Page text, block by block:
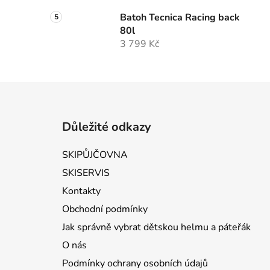
Batoh Tecnica Racing back
80l
3 799 Kč
Důležité odkazy
SKIPŮJČOVNA
SKISERVIS
Kontakty
Obchodní podmínky
Jak správně vybrat dětskou helmu a páteřák
O nás
Podmínky ochrany osobních údajů